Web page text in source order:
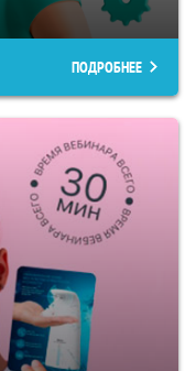
ПОДРОБНЕЕ